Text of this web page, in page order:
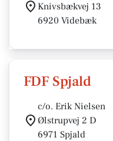
Knivsbækvej 13
6920 Videbæk
FDF Spjald
c/o. Erik Nielsen
Ølstrupvej 2 D
6971 Spjald